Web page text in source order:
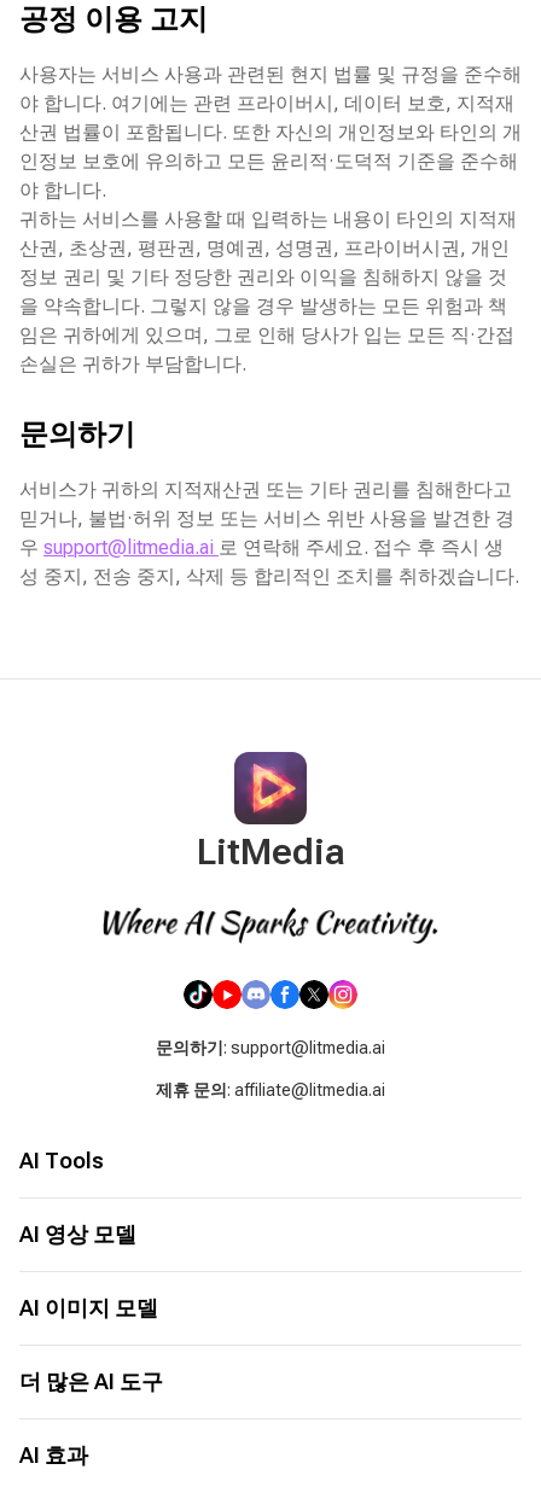
공정 이용 고지
사용자는 서비스 사용과 관련된 현지 법률 및 규정을 준수해
야 합니다. 여기에는 관련 프라이버시, 데이터 보호, 지적재
산권 법률이 포함됩니다. 또한 자신의 개인정보와 타인의 개
인정보 보호에 유의하고 모든 윤리적·도덕적 기준을 준수해
야 합니다.
귀하는 서비스를 사용할 때 입력하는 내용이 타인의 지적재
산권, 초상권, 평판권, 명예권, 성명권, 프라이버시권, 개인
정보 권리 및 기타 정당한 권리와 이익을 침해하지 않을 것
을 약속합니다. 그렇지 않을 경우 발생하는 모든 위험과 책
임은 귀하에게 있으며, 그로 인해 당사가 입는 모든 직·간접
손실은 귀하가 부담합니다.
문의하기
서비스가 귀하의 지적재산권 또는 기타 권리를 침해한다고
믿거나, 불법·허위 정보 또는 서비스 위반 사용을 발견한 경
우 support@litmedia.ai 로 연락해 주세요. 접수 후 즉시 생
성 중지, 전송 중지, 삭제 등 합리적인 조치를 취하겠습니다.
LitMedia
문의하기 : support@litmedia.ai
제휴 문의: affiliate@litmedia.ai
AI Tools
AI 음악 생성기
Seed Audio 1.0
이미지 → 비디오
텍스트 → 비디오
이미지에서 이미지로
텍스트에서 이미지로
AI 비디오 애니메이션
AI 비디오 익스텐더
AI 허그 생성기
AI 영상 모델
Seedance 2.5
Seedance 2.0
Seedance 2.0 Mini
Grok 1.5
Happy Horse 1.0
Sora 2 Pro
Veo 3.1
AI 이미지 모델
Nano Banana 2
Seedream 5.0
Seedream 5.0 Pro
Seedream 4.5
더 많은 AI 도구
AI 월드컵 노래
AI 효과